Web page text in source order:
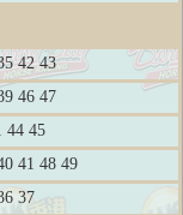
42 43
46 47
44 45
41 48 49
37